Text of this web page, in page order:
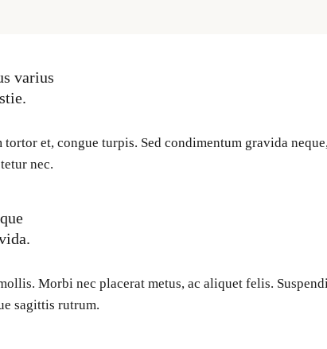
varius
et, congue turpis. Sed condimentum gravida
nec.
Morbi nec placerat metus, ac aliquet felis.
sagittis rutrum.